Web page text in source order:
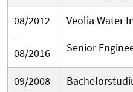
08/2012
–
08/2016
Veolia Water
Senior
09/2008